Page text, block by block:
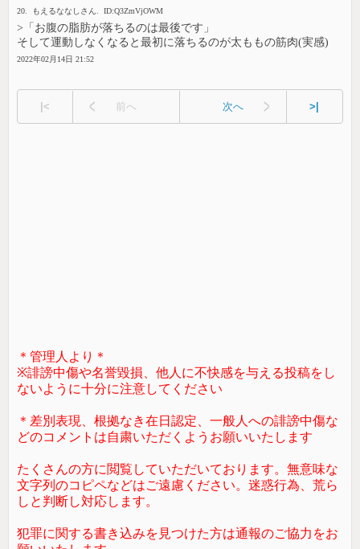
20. もえるななしさん. ID:Q3ZmVjOWM
>「お腹の脂肪が落ちるのは最後です」
そして運動しなくなると最初に落ちるのが太ももの筋肉(実感)
2022年02月14日 21:52
|< 前へ 次へ >|
＊管理人より＊
※誹謗中傷や名誉毀損、他人に不快感を与える投稿をし
ないように十分に注意してください
＊差別表現、根拠なき在日認定、一般人への誹謗中傷な
どのコメントは自粛いただくようお願いいたします
たくさんの方に閲覧していただいております。無意味な
文字列のコピペなどはご遠慮ください。迷惑行為、荒ら
しと判断し対応します。
犯罪に関する書き込みを見つけた方は通報のご協力をお